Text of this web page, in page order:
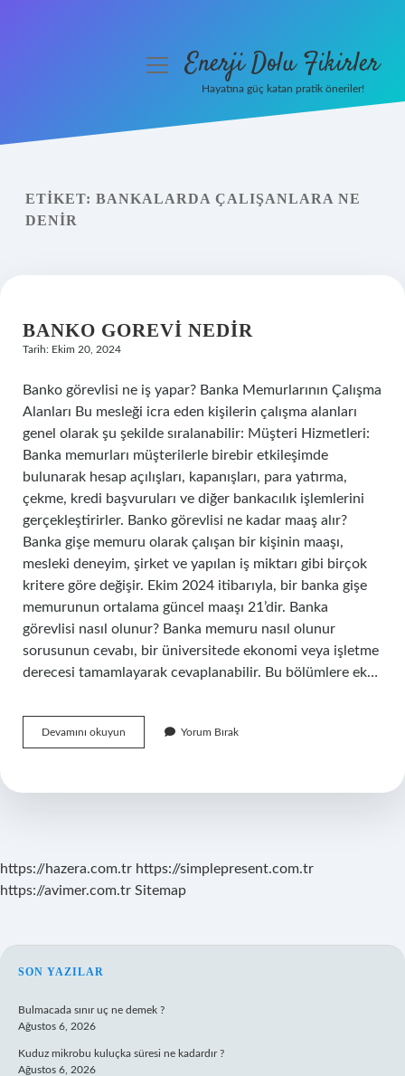
Yasal Uyarı
menüyüEnerji Dolu Fikirler
Hayatına güç katan pratik öneriler!
ETIKET: BANKALARDA ÇALIŞANLARA NE
DENIR
BANKO GOREVI NEDIR
Tarih: Ekim 20, 2024
Banko görevlisi ne iş yapar? Banka Memurlarının Çalışma
Alanları Bu mesleği icra eden kişilerin çalışma alanları
genel olarak şu şekilde sıralanabilir: Müşteri Hizmetleri:
Banka memurları müşterilerle birebir etkileşimde
bulunarak hesap açılışları, kapanışları, para yatırma,
çekme, kredi başvuruları ve diğer bankacılık işlemlerini
gerçekleştirirler. Banko görevlisi ne kadar maaş alır?
Banka gişe memuru olarak çalışan bir kişinin maaşı,
mesleki deneyim, şirket ve yapılan iş miktarı gibi birçok
kritere göre değişir. Ekim 2024 itibarıyla, bir banka gişe
memurunun ortalama güncel maaşı 21’dir. Banka
görevlisi nasıl olunur? Banka memuru nasıl olunur
sorusunun cevabı, bir üniversitede ekonomi veya işletme
derecesi tamamlayarak cevaplanabilir. Bu bölümlere ek…
Devamını okuyun
Gorevi
Yorum Bırak
https://hazera.com.tr https://simplepresent.com.tr
https://avimer.com.tr Sitemap
SIDEBAR
SON YAZILAR
Bulmacada sınır uç ne demek ?
Ağustos 6, 2026
Kuduz mikrobu kuluçka süresi ne kadardır ?
Ağustos 6, 2026